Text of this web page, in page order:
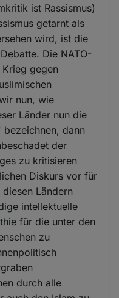
ist Rassismus)
getarnt als
wird, ist die
Die NATO-
Krieg gegen
nun, wie
Länder nun die
dann
der
zu kritisieren
Diskurs vor für
Ländern
intellektuelle
für die unter den
zu
durch alle